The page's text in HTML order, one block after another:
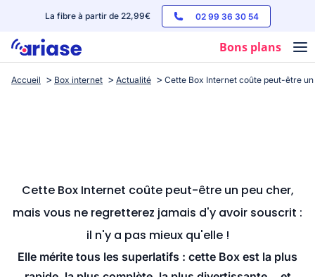
La fibre à partir de 22,99€ 02 99 36 30 54
Bons plans
Box internet
Accueil Box internet Actualité Cette Box Internet coûte peut-être
Cette Box Internet coûte peut-être un peu cher,
mais vous ne regretterez jamais d'y avoir souscrit :
il n'y a pas mieux qu'elle !
Elle mérite tous les superlatifs : cette Box est la plus